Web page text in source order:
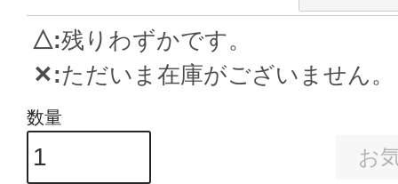
△ 残りわずかです。
✕ ただいま在庫がございません。
お